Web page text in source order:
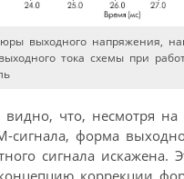
выходного напряжения,
тока схемы при
видно, что, несмотря
форма
сигнала искажена.